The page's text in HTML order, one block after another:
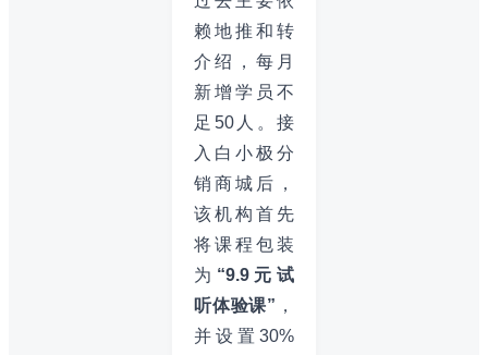
赖地推和转
介绍，每月
新增学员不
足50人。接
入白小极分
销商城后，
该机构首先
将课程包装
为 “9.9元试
听体验课” ，
并设置30%